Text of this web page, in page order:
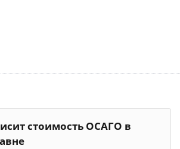
стоимость ОСАГО в